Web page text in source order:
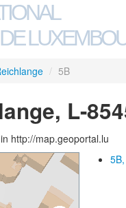
/ 5B
L-
http://map.geoportal.lu